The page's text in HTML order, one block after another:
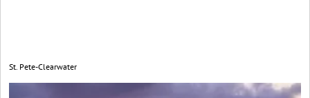
St. Pete-Clearwater